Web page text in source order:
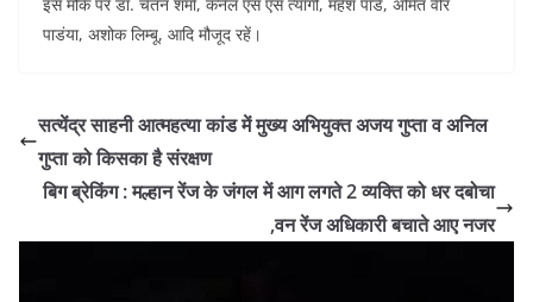
पाडंया, अशोक लिम्बू, आदि मौजूद रहें।
सत्येंद्र साहनी आत्महत्या कांड में मुख्य अभियुक्त अजय गुप्ता व अनिल
गुप्ता को किसका है संरक्षण
बिग ब्रेकिंग : मल्हान रेंज के जंगल में आग लगते 2 व्यक्ति को धर दबोचा
,वन रेंज अधिकारी बचाते आए नजर